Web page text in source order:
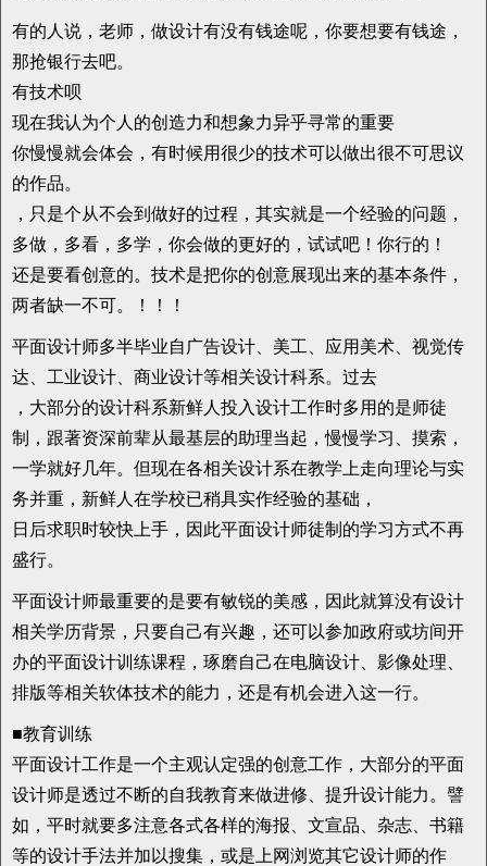
有的人说，老师，做设计有没有钱途呢，你要想要有钱途，
那抢银行去吧。
有技术呗
现在我认为个人的创造力和想象力异乎寻常的重要
你慢慢就会体会，有时候用很少的技术可以做出很不可思议
的作品。
，只是个从不会到做好的过程，其实就是一个经验的问题，
多做，多看，多学，你会做的更好的，试试吧！你行的！
还是要看创意的。技术是把你的创意展现出来的基本条件，
两者缺一不可。！！！
平面设计师多半毕业自广告设计、美工、应用美术、视觉传
达、工业设计、商业设计等相关设计科系。过去
，大部分的设计科系新鲜人投入设计工作时多用的是师徒
制，跟著资深前辈从最基层的助理当起，慢慢学习、摸索，
一学就好几年。但现在各相关设计系在教学上走向理论与实
务并重，新鲜人在学校已稍具实作经验的基础，
日后求职时较快上手，因此平面设计师徒制的学习方式不再
盛行。
平面设计师最重要的是要有敏锐的美感，因此就算没有设计
相关学历背景，只要自己有兴趣，还可以参加政府或坊间开
办的平面设计训练课程，琢磨自己在电脑设计、影像处理、
排版等相关软体技术的能力，还是有机会进入这一行。
■教育训练
平面设计工作是一个主观认定强的创意工作，大部分的平面
设计师是透过不断的自我教育来做进修、提升设计能力。譬
如，平时就要多注意各式各样的海报、文宣品、杂志、书籍
等的设计手法并加以搜集，或是上网浏览其它设计师的作